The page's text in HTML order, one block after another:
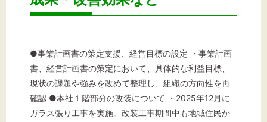
●事業計画書の策定支援、経営目標の設定 ・事業計画
書、経営計画書の策定において、具体的な利益目標、
現状の課題や強みを改めて整理し、組織の方向性を再
確認 ●本社１階部分の改装について ・2025年12月に
ガラス張り工事を実施。改装工事期間中も地域住民か